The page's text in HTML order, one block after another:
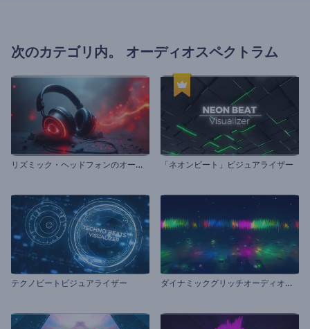
次のカテゴリ内。 オーディオスペクトラム
リ
ズミック・ヘッドフォンのオーディオ・ビジュアライザー 「ネオンビート」ビジュアライザー
テクノビートビジュアライザー ダ
イナミックグリッチオーディオビジュアライザー